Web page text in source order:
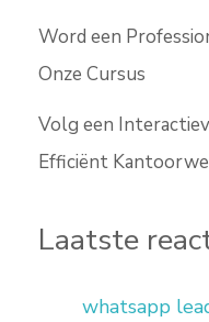
Word een
Onze Cursus
Volg een
Efficiënt
Laatste
whatsapp